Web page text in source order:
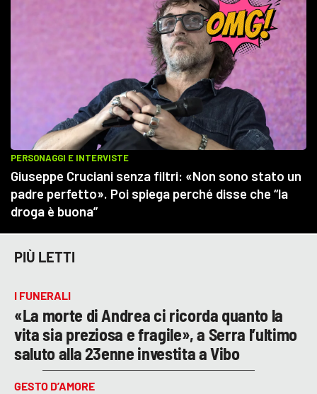
PIÙ LETTI
I FUNERALI
«La morte di Andrea ci ricorda quanto la
vita sia preziosa e fragile», a Serra l’ultimo
saluto alla 23enne investita a Vibo
GESTO D’AMORE